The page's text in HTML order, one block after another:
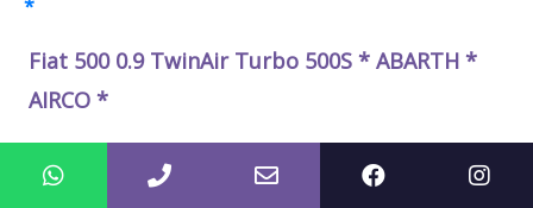
Fiat 500 0.9 TwinAir Turbo 500S * ABARTH *
AIRCO *
99.990
Brandstof
Bouwjaar
Transmissie